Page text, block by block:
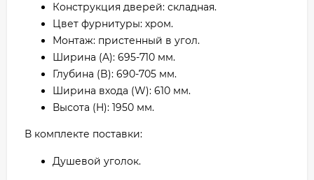
Конструкция дверей: складная.
Цвет фурнитуры: хром.
Монтаж: пристенный в угол.
Ширина (A): 695-710 мм.
Глубина (B): 690-705 мм.
Ширина входа (W): 610 мм.
Высота (H): 1950 мм.
В комплекте поставки:
Душевой уголок.